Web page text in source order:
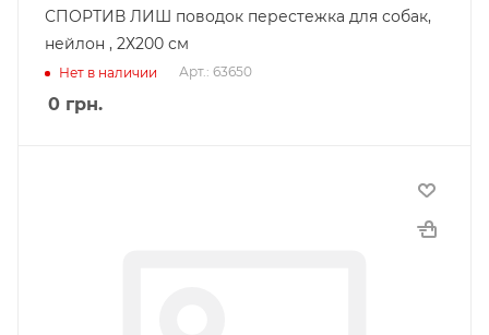
СПОРТИВ ЛИШ поводок перестежка для собак,
нейлон , 2Х200 см
Нет в наличии Арт.: 63650
0 грн.